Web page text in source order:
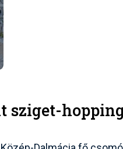
sziget-